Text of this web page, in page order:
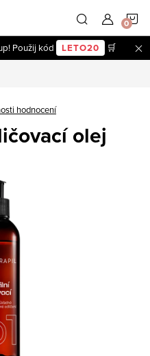
Použij kód LETO20 🛒
hodnocení
olej